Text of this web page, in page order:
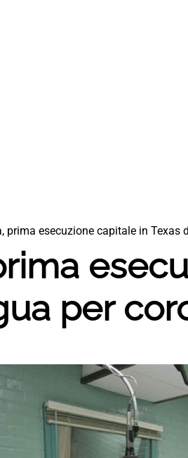
prima esecuzione capitale in Texas
per